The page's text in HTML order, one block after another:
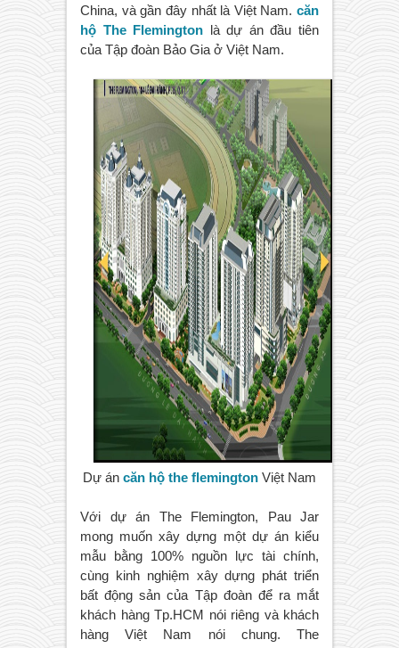
China, và gần đây nhất là Việt Nam. căn
hộ The Flemington là dự án đầu tiên
của Tập đoàn Bảo Gia ở Việt Nam.
Dự án căn hộ the flemington Việt Nam
Với dự án The Flemington, Pau Jar
mong muốn xây dựng một dự án kiểu
mẫu bằng 100% nguồn lực tài chính,
cùng kinh nghiệm xây dựng phát triển
bất động sản của Tập đoàn để ra mắt
khách hàng Tp.HCM nói riêng và khách
hàng Việt Nam nói chung. The